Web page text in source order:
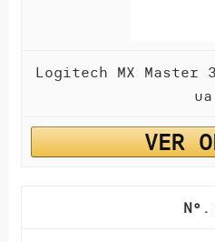
Logitech MX Master
ua
VER